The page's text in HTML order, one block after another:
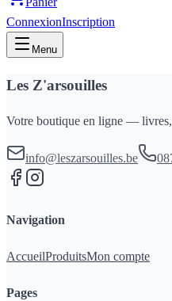
ConnexionInscription
Menu
Les Z'arsouilles
Votre boutique en ligne — livres,
info@leszarsouilles.be
Navigation
AccueilProduitsMon compte
Pages